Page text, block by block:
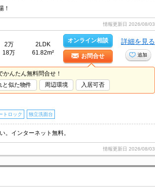
！
情報更新日 2026/08/03
2万
18万
2LDK
61.82m²
オンライン相談
お問合せ
詳細を見る
追加
んたん無料問合せ！
と似た物件 周辺環境 入居可否
トロック 独立洗面台
。インターネット無料。
情報更新日 2026/08/03